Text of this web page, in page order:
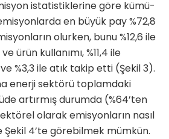
istatistiklerine göre kümü­
en büyük pay %72,8
olurken, bunu %12,6 ile
ürün kullanımı, %11,4 ile
%3,3 ile atık takip etti (Şekil 3).
enerji sektörü toplamdaki
artırmış durumda (%64’ten
olarak emisyonların nasıl
Şekil 4’te görebil­mek mümkün.